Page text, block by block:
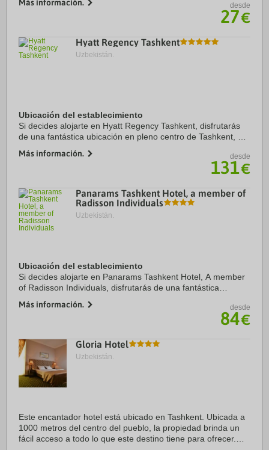
Artes de Uzbekistán. Además, ...
Más información. desde
27€
Hyatt Regency Tashkent
Uzbekistán.
Ubicación del establecimiento
Si decides alojarte en Hyatt Regency Tashkent, disfrutarás
de una fantástica ubicación en pleno centro de Tashkent, a
Gallery of Uzbekistan. Además, ...
Más información. desde
131€
Panarams Tashkent Hotel, a member of
Radisson Individuals
Uzbekistán.
Ubicación del establecimiento
Si decides alojarte en Panarams Tashkent Hotel, A member
of Radisson Individuals, disfrutarás de una fantástica
minutos en coche de Central Park y ...
Más información. desde
84€
Gloria Hotel
Uzbekistán.
Este encantador hotel está ubicado en Tashkent. Ubicada a
1000 metros del centro del pueblo, la propiedad brinda un
fácil acceso a todo lo que este destino tiene para ofrecer.